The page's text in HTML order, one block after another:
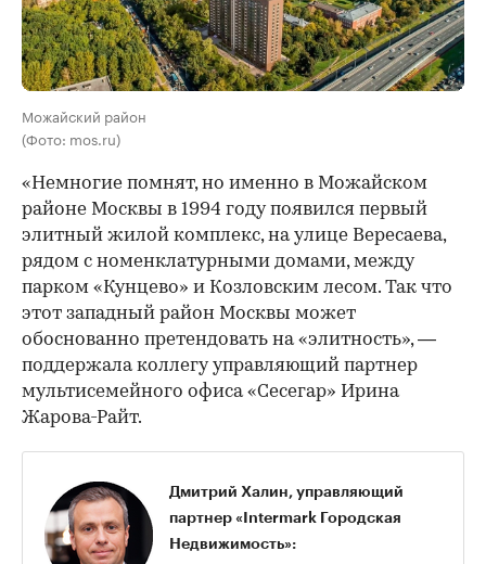
Можайский район
(Фото: mos.ru)
«Немногие помнят, но именно в Можайском
районе Москвы в 1994 году появился первый
элитный жилой комплекс, на улице Вересаева,
рядом с номенклатурными домами, между
парком «Кунцево» и Козловским лесом. Так что
этот западный район Москвы может
обоснованно претендовать на «элитность», —
поддержала коллегу управляющий партнер
мультисемейного офиса «Сесегар» Ирина
Жарова-Райт.
Дмитрий Халин, управляющий
партнер «Intermark Городская
Недвижимость»: